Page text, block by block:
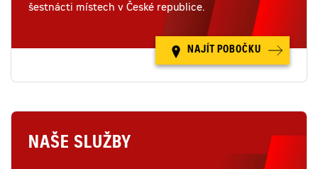
šestnácti místech v České republice.
NAJÍT POBOČKU
NAŠE SLUŽBY